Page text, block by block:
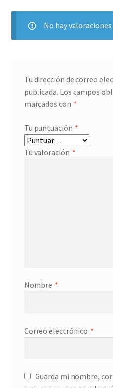
No hay valoraciones
Tu dirección de correo
publicada. Los campos
marcados con *
Tu puntuación *
Tu valoración *
Nombre *
Correo electrónico *
Guarda mi nombre,